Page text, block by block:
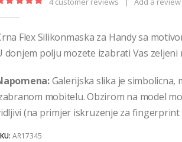
Flex Silikonmaska za Handy sa
donjem polju mozete izabrati Vas zeljeni
Galerijska slika je simbolicna,
mobitelu. Obzirom na model
(na primjer iskruzenje za fingerprint
AR17345